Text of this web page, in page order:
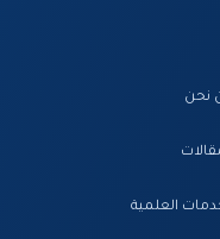
نحن
العلمية